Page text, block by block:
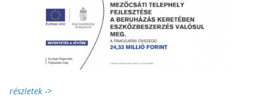
részletek ->